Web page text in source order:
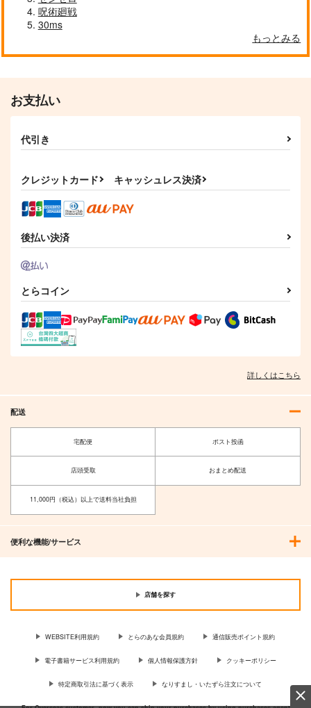
カート
本庄雷太アートワーク
ス Fate/Grand Order
篇03
PhraseGallery
3,300円（税込）
Fate/Grand Order
サンプル
カート
呪術廻戦
30ms
もっとみる
お支払い
代引き
クレジットカード キャッシュレス決済
後払い決済
とらコイン
詳しくはこちら
配送
宅配便 ポスト投函
店頭受取 おまとめ配送
11,000円（税込）以上で送料当社負担
便利な機能/サービス
店舗を探す
WEBSITE利用規約 とらのあな会員規約 通信販売ポイント規約
電子書籍サービス利用規約 個人情報保護方針 クッキーポリシー
特定商取引法に基づく表示 なりすまし・いたずら注文について